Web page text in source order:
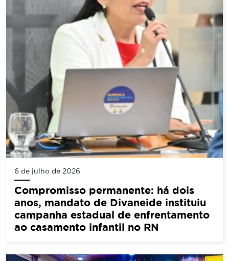
6 de julho de 2026
Compromisso permanente: há dois
anos, mandato de Divaneide instituiu
campanha estadual de enfrentamento
ao casamento infantil no RN